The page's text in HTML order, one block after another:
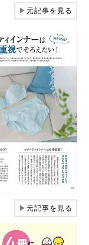
▶元記事を見る
▶元記事を見る